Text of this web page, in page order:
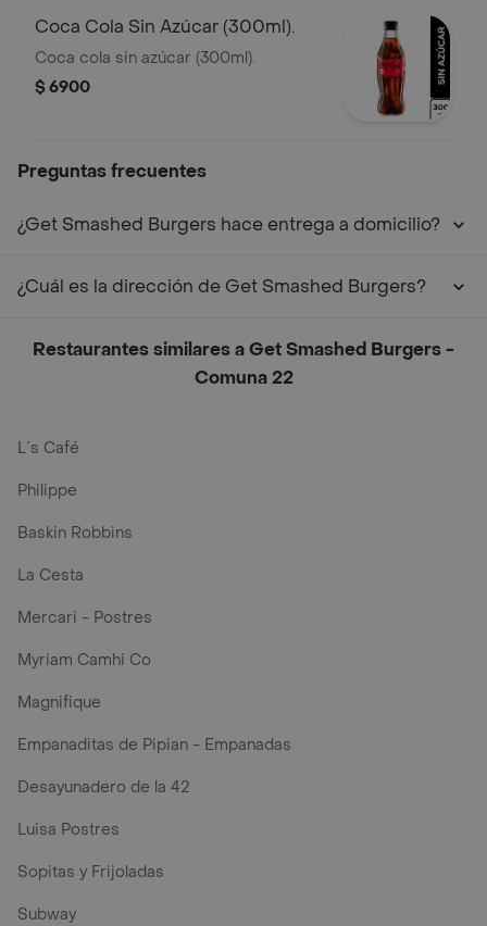
Coca Cola Sin Azúcar (300ml).
Coca cola sin azúcar (300ml).
$ 6900
Preguntas frecuentes
¿Get Smashed Burgers hace entrega a domicilio?
¿Cuál es la dirección de Get Smashed Burgers?
Restaurantes similares a Get Smashed Burgers -
Comuna 22
L´s Café
Philippe
Baskin Robbins
La Cesta
Mercari - Postres
Myriam Camhi Co
Magnifique
Empanaditas de Pipian - Empanadas
Desayunadero de la 42
Luisa Postres
Sopitas y Frijoladas
Subway